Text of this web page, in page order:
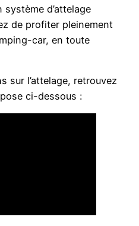
d’attelage
de profiter pleinement
car, en toute
sur l’attelage, retrouvez
ci-dessous :